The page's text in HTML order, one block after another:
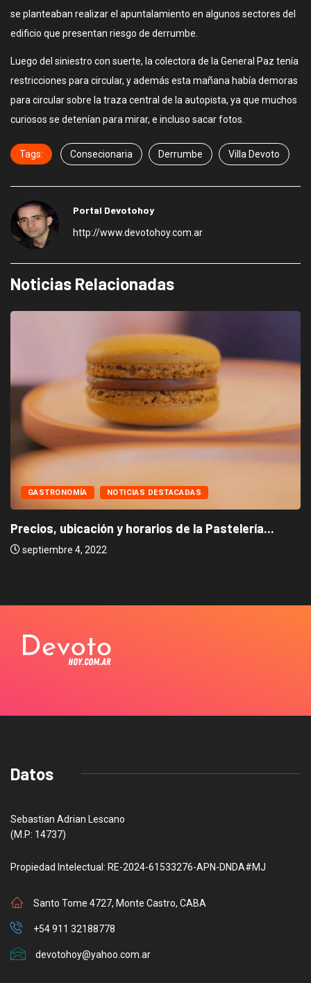
se planteaban realizar el apuntalamiento en algunos sectores del
edificio que presentan riesgo de derrumbe.
Luego del siniestro con suerte, la colectora de la General Paz tenía
restricciones para circular, y además esta mañana había demoras
para circular sobre la traza central de la autopista, ya que muchos
curiosos se detenían para mirar, e incluso sacar fotos.
Tags: Consecionaria Derrumbe Villa Devoto
Portal Devotohoy
http://www.devotohoy.com.ar
Noticias Relacionadas
GASTRONOMÍA NOTICIAS DESTACADAS
Precios, ubicación y horarios de la Pastelería...
septiembre 4, 2022
Datos
Sebastian Adrian Lescano
(M.P: 14737)
Propiedad Intelectual: RE-2024-61533276-APN-DNDA#MJ
Santo Tome 4727, Monte Castro, CABA
+54 911 32188778
devotohoy@yahoo.com.ar